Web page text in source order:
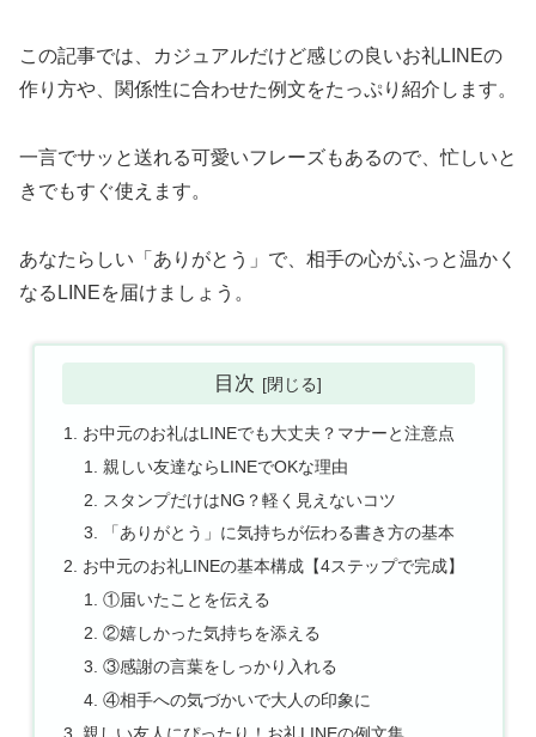
この記事では、カジュアルだけど感じの良いお礼LINEの
作り方や、関係性に合わせた例文をたっぷり紹介します。
一言でサッと送れる可愛いフレーズもあるので、忙しいと
きでもすぐ使えます。
あなたらしい「ありがとう」で、相手の心がふっと温かく
なるLINEを届けましょう。
目次
お中元のお礼はLINEでも大丈夫？マナーと注意点
親しい友達ならLINEでOKな理由
スタンプだけはNG？軽く見えないコツ
「ありがとう」に気持ちが伝わる書き方の基本
お中元のお礼LINEの基本構成【4ステップで完成】
①届いたことを伝える
②嬉しかった気持ちを添える
③感謝の言葉をしっかり入れる
④相手への気づかいで大人の印象に
親しい友人にぴったり！お礼LINEの例文集